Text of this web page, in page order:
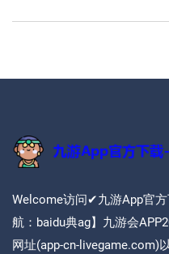
Welcome访问✔九游App官
航：baidu典ag】九游会
网址(app-cn-livegame.com)